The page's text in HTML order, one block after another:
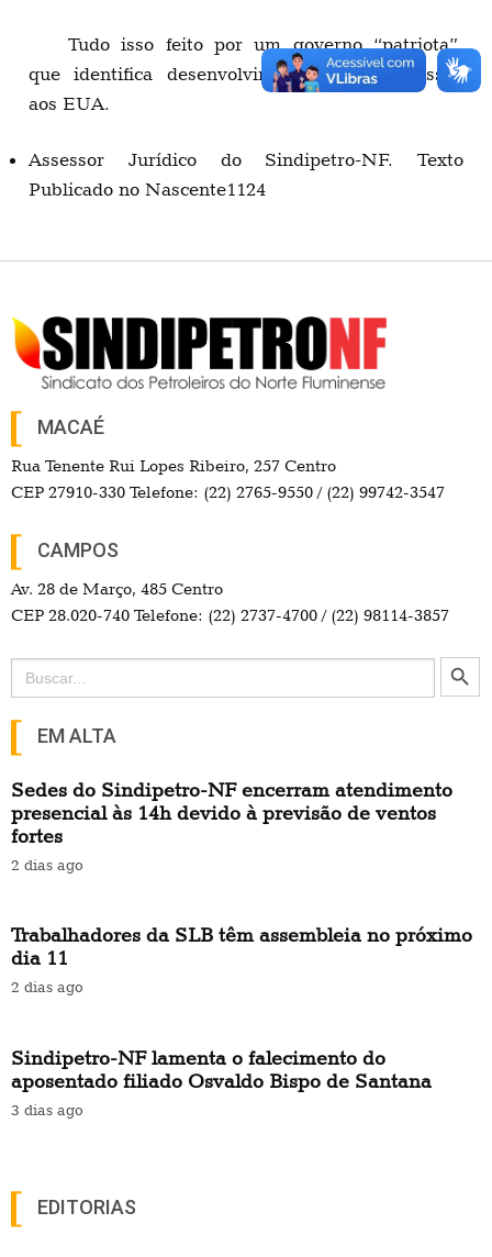
Tudo isso feito por um governo “patriota”,
que identifica desenvolvimento com submissão
aos EUA.
Assessor Jurídico do Sindipetro-NF. Texto
Publicado no Nascente1124
MACAÉ
Rua Tenente Rui Lopes Ribeiro, 257 Centro
CEP 27910-330 Telefone: (22) 2765-9550 / (22) 99742-3547
CAMPOS
Av. 28 de Março, 485 Centro
CEP 28.020-740 Telefone: (22) 2737-4700 / (22) 98114-3857
Search
for:
Search Button
EM ALTA
Sedes do Sindipetro-NF encerram atendimento
presencial às 14h devido à previsão de ventos
fortes
2 dias ago
Trabalhadores da SLB têm assembleia no próximo
dia 11
2 dias ago
Sindipetro-NF lamenta o falecimento do
aposentado filiado Osvaldo Bispo de Santana
3 dias ago
EDITORIAS